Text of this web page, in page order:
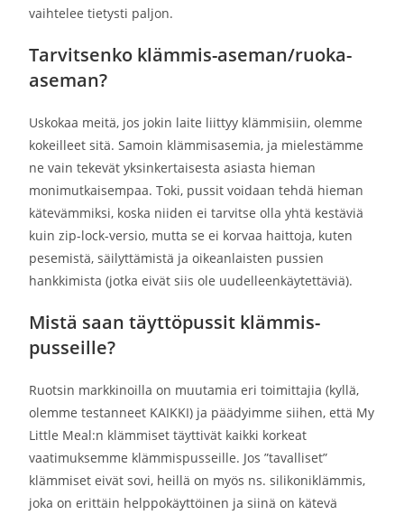
vaihtelee tietysti paljon.
Tarvitsenko klämmis-aseman/ruoka-
aseman?
Uskokaa meitä, jos jokin laite liittyy klämmisiin, olemme
kokeilleet sitä. Samoin klämmisasemia, ja mielestämme
ne vain tekevät yksinkertaisesta asiasta hieman
monimutkaisempaa. Toki, pussit voidaan tehdä hieman
kätevämmiksi, koska niiden ei tarvitse olla yhtä kestäviä
kuin zip-lock-versio, mutta se ei korvaa haittoja, kuten
pesemistä, säilyttämistä ja oikeanlaisten pussien
hankkimista (jotka eivät siis ole uudelleenkäytettäviä).
Mistä saan täyttöpussit klämmis-
pusseille?
Ruotsin markkinoilla on muutamia eri toimittajia (kyllä,
olemme testanneet KAIKKI) ja päädyimme siihen, että My
Little Meal:n klämmiset täyttivät kaikki korkeat
vaatimuksemme klämmispusseille. Jos ”tavalliset”
klämmiset eivät sovi, heillä on myös ns. silikoniklämmis,
joka on erittäin helppokäyttöinen ja siinä on kätevä